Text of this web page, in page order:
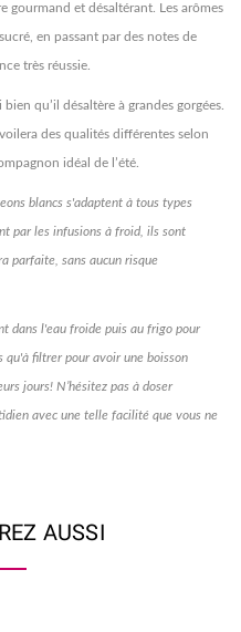
gourmand et désaltérant. Les arômes
en passant par des notes de
très réussie.
qu’il désaltère à grandes gorgées.
des qualités différentes selon
idéal de l’été.
blancs s'adaptent à tous types
par les infusions à froid, ils sont
parfaite, sans aucun risque
dans l'eau froide puis au frigo pour
qu'à filtrer pour avoir une boisson
jours! N’hésitez pas à doser
avec une telle facilité que vous ne
AUSSI